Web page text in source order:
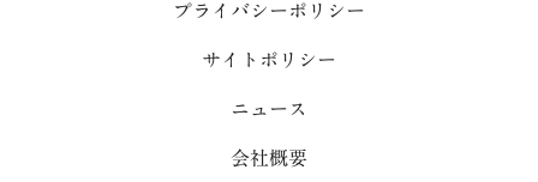
プライバシーポリシー
サイトポリシー
ニュース
会社概要